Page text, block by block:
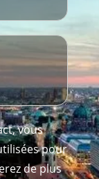
vous
pour
de plus